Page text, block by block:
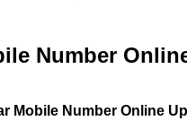
Number
Mobile Number Online